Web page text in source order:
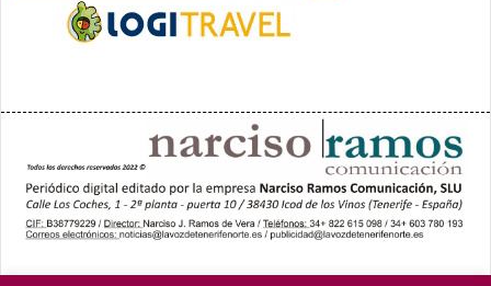
PORTADA YCODEN DAUTE (7) VALLE DE LA OROTAVA (3)